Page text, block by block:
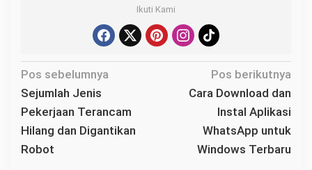
Ikuti Kami
N
a
v
i
g
Pos sebelumnya
Sejumlah Jenis
Pekerjaan Terancam
Hilang dan Digantikan
Robot
Pos berikutnya
Cara Download dan
Instal Aplikasi
WhatsApp untuk
Windows Terbaru